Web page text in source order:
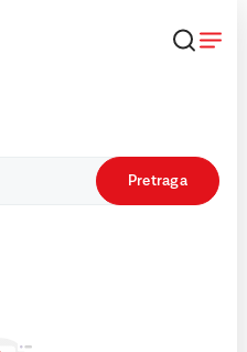
Pretraga